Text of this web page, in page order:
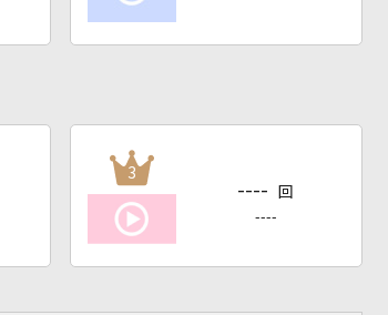
3
---- 回
----